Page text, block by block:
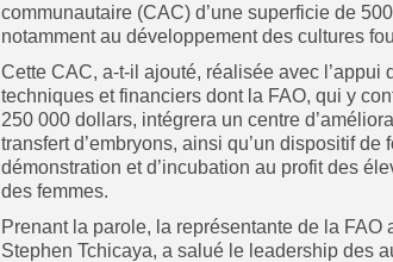
communautaire (CAC) d’une superficie de
notamment au développement des cultures
Cette CAC, a-t-il ajouté, réalisée avec l’appui
techniques et financiers dont la FAO, qui y
250 000 dollars, intégrera un centre
transfert d’embryons, ainsi qu’un dispositif de
démonstration et d’incubation au profit des
des femmes.
Prenant la parole, la représentante de la FAO
Stephen Tchicaya, a salué le leadership des